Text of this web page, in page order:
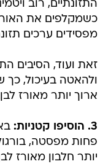
כשמקלפים את
מפסידים ערכים
זאת ועוד, הסיבים
ולהאטה בעיכול, כך
ארוך יותר מאורז
3. הוסיפו קטניות:
יותר חלבון מאורז